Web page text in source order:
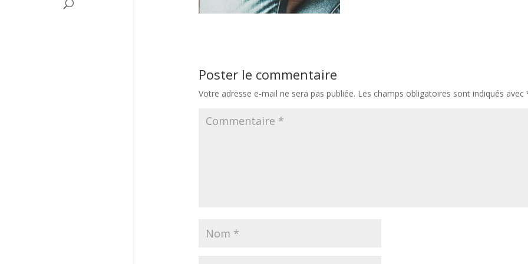
Poster le commentaire
Votre adresse e-mail ne sera pas publiée. Les champs obligatoires sont indiqués avec